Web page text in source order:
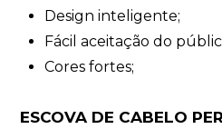
Design inteligente;
Fácil aceitação do
Cores fortes;
ESCOVA DE CABELO